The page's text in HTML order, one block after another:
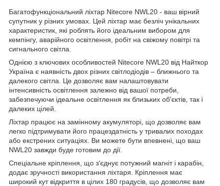
Багатофункціональний ліхтар Nitecore NWL20 - ваш вірний
супутник у різних умовах. Цей ліхтар має безліч унікальних
характеристик, які роблять його ідеальним вибором для
кемпінгу, аварійного освітлення, робіт на свіжому повітрі та
сигнального світла.
Однією з ключових особливостей Nitecore NWL20 від Найткор
Україна є наявність двох різних світлодіодів – ближнього та
далекого світла. Це дозволяє вам налаштовувати
інтенсивність освітлення залежно від вашої потреби,
забезпечуючи ідеальне освітлення як близьких об'єктів, так і
далеких цілей.
Ліхтар працює на замінному акумуляторі, що дозволяє вам
легко підтримувати його працездатність у тривалих походах
або екстрених ситуаціях. Ви можете бути впевнені, що ваш
NWL20 завжди буде готовим до дії.
Спеціальне кріплення, що з'єднує потужний магніт і карабін,
додає зручності використання ліхтаря. Кріплення має
широкий кут відкриття в цілих 180 градусів, що дозволяє вам